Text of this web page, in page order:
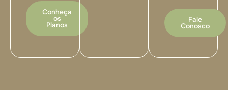
Conheça
os
Planos
Fale
Conosco